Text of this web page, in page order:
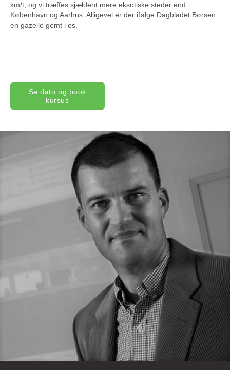
km/t, og vi træffes sjældent mere eksotiske steder end
København og Aarhus. Alligevel er der ifølge Dagbladet Børsen
en gazelle gemt i os.
Se dato og book
kursus